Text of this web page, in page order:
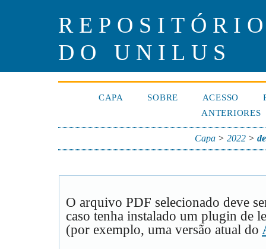
DO UNILUS
CAPA SOBRE ACESSO
ANTERIORES
Capa> 2022>
O arquivo PDF selecionado deve
caso tenha instalado um plugin de
(por exemplo, uma versão atual do